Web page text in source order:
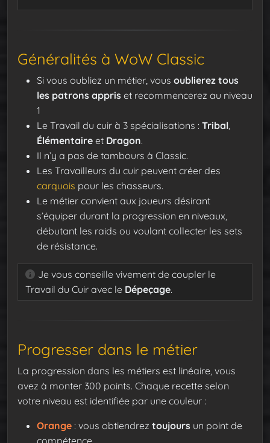
Généralités à WoW Classic
Si vous oubliez un métier, vous oublierez tous
les patrons appris et recommencerez au niveau
1
Le Travail du cuir à 3 spécialisations : Tribal
Élémentaire et Dragon.
Il n’y a pas de tambours à Classic.
Les Travailleurs du cuir peuvent créer des
carquois pour les chasseurs.
Le métier convient aux joueurs désirant
s’équiper durant la progression en niveaux,
débutant les raids ou voulant collecter les sets
de résistance.
Je vous conseille vivement de coupler le
Travail du Cuir avec le Dépeçage.
Progresser dans le métier
La progression dans les métiers est linéaire, vous
avez à monter 300 points. Chaque recette selon
votre niveau est identifiée par une couleur :
Orange : vous obtiendrez toujours un point de
compétence